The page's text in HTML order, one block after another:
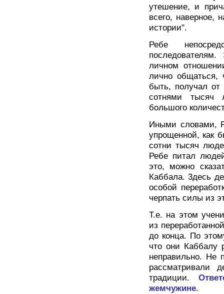
утешение, и
всего, наверное,
истории".
Ребе
личном
лично общаться,
быть, получал
сотнями тысяч
большого
Иными словами,
упрощенной, как
сотни тысяч
Ребе питал
это, можно
Каббала. 3десь
особой
черпать силы из
Т.е. на этом
из
до конца. По
что они Каббалу
неправильно. Не
рассматривали
традиции.
жемчужине.